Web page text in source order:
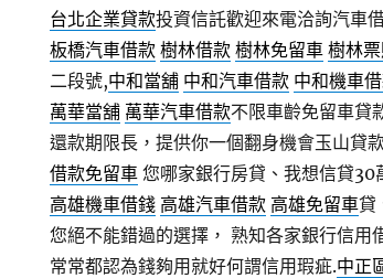
台北企業貸款投資信託歡迎來電洽詢汽車
板橋汽車借款 樹林借款 樹林免留車 樹林
二段號,中和當舖 中和汽車借款 中和機車
萬華當舖 萬華汽車借款不限車齡免留車貸
還款期限長，提供你一個翻身機會玉山貸
借款免留車您哪家銀行房貸、我想信貸30
高雄機車借錢 高雄汽車借款 高雄免留車貸
您絕不能錯過的選擇， 熟知各家銀行信用
常常都認為錢夠用就好何謂信用瑕疵.中正